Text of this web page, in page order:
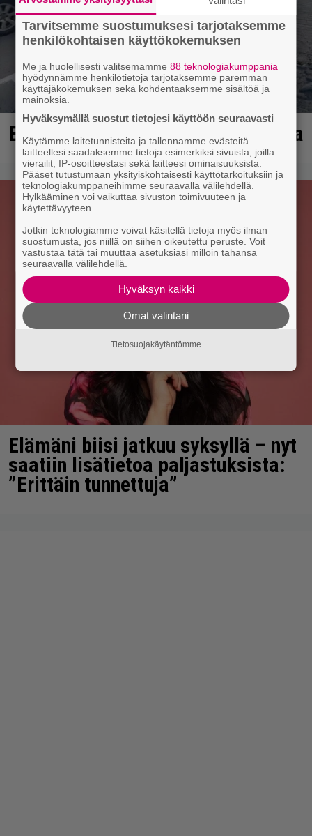
Erittäin vaarallinen kuski Ulvilassa
Elämäni biisi jatkuu syksyllä – nyt
saatiin lisätietoa paljastuksista:
”Erittäin tunnettuja”
Tarvitsemme suostumuksesi tarjotaksemme
henkilökohtaisen käyttökokemuksen
Me ja huolellisesti valitsemamme88 teknologiakumppania
hyödynnämme henkilötietoja tarjotaksemme paremman
käyttäjäkokemuksen sekä kohdentaaksemme sisältöä ja
mainoksia.
Hyväksymällä suostut tietojesi käyttöön seuraavasti
Käytämme laitetunnisteita ja tallennamme evästeitä
laitteellesi saadaksemme tietoja esimerkiksi sivuista, joilla
vierailit, IP-osoitteestasi sekä laitteesi ominaisuuksista.
Pääset tutustumaan yksityiskohtaisesti käyttötarkoituksiin ja
teknologiakumppaneihimme seuraavalla välilehdellä.
Hylkääminen voi vaikuttaa sivuston toimivuuteen ja
käytettävyyteen.
Jotkin teknologiamme voivat käsitellä tietoja myös ilman
suostumusta, jos niillä on siihen oikeutettu peruste. Voit
vastustaa tätä tai muuttaa asetuksiasi milloin tahansa
seuraavalla välilehdellä.
Hyväksyn kaikki
Omat valintani
Tietosuojakäytäntömme